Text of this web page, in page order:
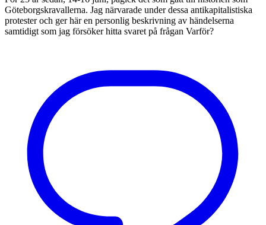
Göteborgskravallerna. Jag närvarade under dessa antikapitalistiska
protester och ger här en personlig beskrivning av händelserna
samtidigt som jag försöker hitta svaret på frågan Varför?